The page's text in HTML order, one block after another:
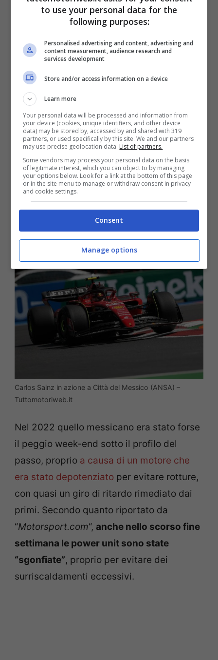
Ferrari, in Messico il
motore è stato
depotenziato
Non è un mistero che Città del Messico
rappresenti una gara molto sfidante per le
monoposto, dal momento che si gareggia
ad oltre 2.000 metri di quota.Ciò significa
che l’aria è più rarefatta e le power unit
faticano a raffreddarsi, ed è proprio
questo che, ancora una volta, ha portato la
Ferraria dover sacrificare un buon
quantitativo di performance.
Carlos Sainz in azione a Città del Messico (ANSA) –
Tuttomotoriweb.it
Nel 2022 quello messicano era stato forse
il peggio week-end sotto il profilo del
passo, proprio a causa di un motore che
era stato depotenziato per evitare rotture,
con quasi un giro di ritardo rimediato dai
primi. Secondo quanto riportato da
“Motorsport.com“, anche nello scorso fine
settimana le power unit sono state
“sgonfiate”, proprio per evitare dei
surriscaldamenti eccessivi.
to use your personal data for the
following purposes:
Personalised advertising and content, advertising and
content measurement, audience research and
services development
Store and/or access information on a device
Learn more
Your personal data will be processed and information from
your device (cookies, unique identifiers, and other device
data) may be stored by, accessed by and shared with 319
partners, or used specifically by this site. We and our partners
may use precise geolocation data. List of partners.
Some vendors may process your personal data on the basis
of legitimate interest, which you can object to by managing
your options below. Look for a link at the bottom of this page
or in the site menu to manage or withdraw consent in privacy
and cookie settings.
Consent
Manage options